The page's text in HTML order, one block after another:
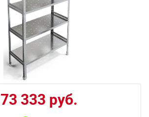
73 333 руб.